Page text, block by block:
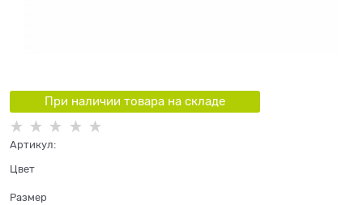
При наличии товара на складе
Артикул:
Цвет
Размер